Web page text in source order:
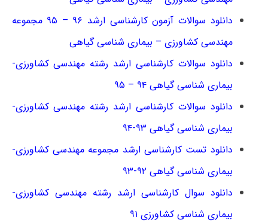
دانلود سوالات آزمون کارشناسی ارشد ۹۶ – ۹۵ مجموعه
مهندسی کشاورزی – بیماری شناسی گیاهی
دانلود سوالات کارشناسی ارشد رشته مهندسی کشاورزی-
بیماری شناسی گیاهی ۹۴ – ۹۵
دانلود سوالات کارشناسی ارشد رشته مهندسی کشاورزی-
بیماری شناسی گیاهی ۹۳-۹۴
دانلود تست کارشناسی ارشد مجموعه مهندسی کشاورزی-
بیماری شناسی گیاهی ۹۲-۹۳
دانلود سوال کارشناسی ارشد رشته مهندسی کشاورزی-
بیماری شناسی کشاورزی ۹۱